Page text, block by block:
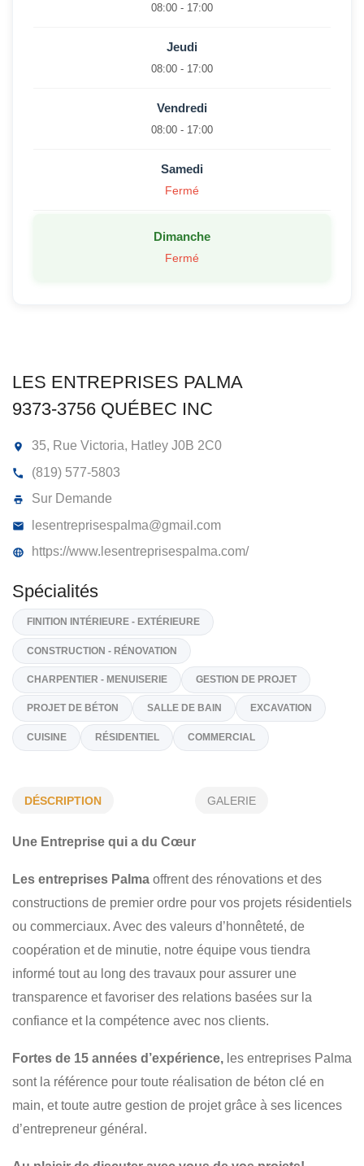
LES ENTREPRISES PALMA
9373-3756 QUÉBEC INC
(819) 577-5803
lesentreprisespalma@gmail.com
https://www.lesentreprisespalma.com/
Spécialités
CONSTRUCTION - RÉNOVATION
CUISINE
DÉSCRIPTION GALERIE
Une Entreprise qui a du Cœur
Les entreprises Palma offrent des rénovations et des
constructions de premier ordre pour vos projets résidentiels
ou commerciaux. Avec des valeurs d’honnêteté, de
coopération et de minutie, notre équipe vous tiendra
informé tout au long des travaux pour assurer une
transparence et favoriser des relations basées sur la
confiance et la compétence avec nos clients.
Fortes de 15 années d’expérience, les entreprises Palma
sont la référence pour toute réalisation de béton clé en
main, et toute autre gestion de projet grâce à ses licences
d’entrepreneur général.
08:00 - 17:00
Jeudi
08:00 - 17:00
Vendredi
08:00 - 17:00
Samedi
Fermé
Dimanche
Fermé